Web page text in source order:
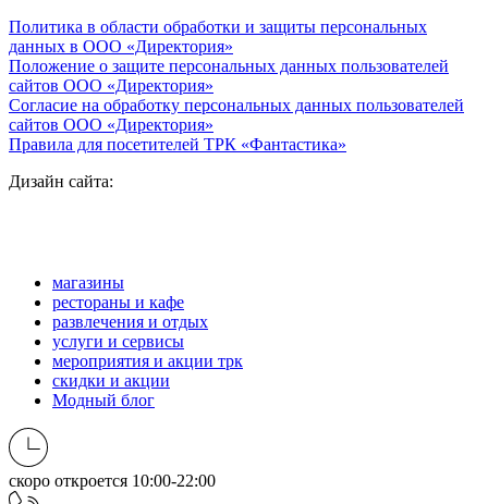
Политика в области обработки и защиты персональных
данных в ООО «Директория»
Положение о защите персональных данных пользователей
сайтов ООО «Директория»
Согласие на обработку персональных данных пользователей
сайтов ООО «Директория»
Правила для посетителей ТРК «Фантастика»
Дизайн сайта:
магазины
рестораны и кафе
развлечения и отдых
услуги и сервисы
мероприятия и акции трк
скидки и акции
Модный блог
скоро откроется 10:00-22:00